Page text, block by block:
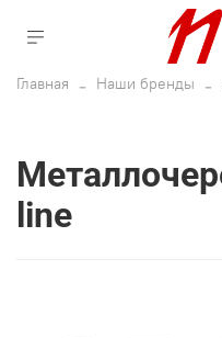
Главная Наши бренды
металлочерепица grand
line